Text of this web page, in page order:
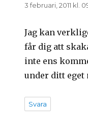
3 februari, 2011 kl.
Jag kan
får dig att
inte ens
under ditt eget
Svara